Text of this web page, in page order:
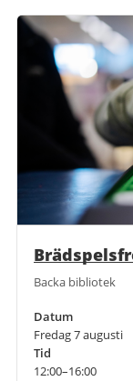
Backa bibliotek
Datum
Fredag 7 augusti
Tid
12:00–16:00